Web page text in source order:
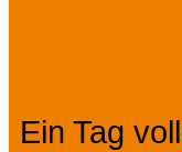
Ein Tag